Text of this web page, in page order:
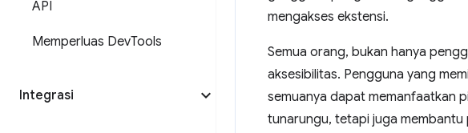
API
Memperluas DevTools
Integrasi
mengakses ekstensi.
Semua orang, bukan hanya
aksesibilitas. Pengguna yang
semuanya dapat memanfaatkan
tunarungu, tetapi juga membantu